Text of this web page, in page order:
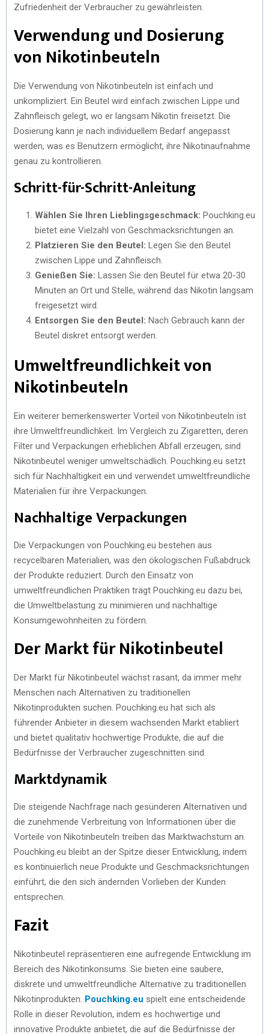
Zufriedenheit der Verbraucher zu gewährleisten.
Verwendung und Dosierung
von Nikotinbeuteln
Die Verwendung von Nikotinbeuteln ist einfach und
unkompliziert. Ein Beutel wird einfach zwischen Lippe und
Zahnfleisch gelegt, wo er langsam Nikotin freisetzt. Die
Dosierung kann je nach individuellem Bedarf angepasst
werden, was es Benutzern ermöglicht, ihre Nikotinaufnahme
genau zu kontrollieren.
Schritt-für-Schritt-Anleitung
Wählen Sie Ihren Lieblingsgeschmack: Pouchking.eu
bietet eine Vielzahl von Geschmacksrichtungen an.
Platzieren Sie den Beutel: Legen Sie den Beutel
zwischen Lippe und Zahnfleisch.
Genießen Sie: Lassen Sie den Beutel für etwa 20-30
Minuten an Ort und Stelle, während das Nikotin langsam
freigesetzt wird.
Entsorgen Sie den Beutel: Nach Gebrauch kann der
Beutel diskret entsorgt werden.
Umweltfreundlichkeit von
Nikotinbeuteln
Ein weiterer bemerkenswerter Vorteil von Nikotinbeuteln ist
ihre Umweltfreundlichkeit. Im Vergleich zu Zigaretten, deren
Filter und Verpackungen erheblichen Abfall erzeugen, sind
Nikotinbeutel weniger umweltschädlich. Pouchking.eu setzt
sich für Nachhaltigkeit ein und verwendet umweltfreundliche
Materialien für ihre Verpackungen.
Nachhaltige Verpackungen
Die Verpackungen von Pouchking.eu bestehen aus
recycelbaren Materialien, was den ökologischen Fußabdruck
der Produkte reduziert. Durch den Einsatz von
umweltfreundlichen Praktiken trägt Pouchking.eu dazu bei,
die Umweltbelastung zu minimieren und nachhaltige
Konsumgewohnheiten zu fördern.
Der Markt für Nikotinbeutel
Der Markt für Nikotinbeutel wächst rasant, da immer mehr
Menschen nach Alternativen zu traditionellen
Nikotinprodukten suchen. Pouchking.eu hat sich als
führender Anbieter in diesem wachsenden Markt etabliert
und bietet qualitativ hochwertige Produkte, die auf die
Bedürfnisse der Verbraucher zugeschnitten sind.
Marktdynamik
Die steigende Nachfrage nach gesünderen Alternativen und
die zunehmende Verbreitung von Informationen über die
Vorteile von Nikotinbeuteln treiben das Marktwachstum an.
Pouchking.eu bleibt an der Spitze dieser Entwicklung, indem
es kontinuierlich neue Produkte und Geschmacksrichtungen
einführt, die den sich ändernden Vorlieben der Kunden
entsprechen.
Fazit
Nikotinbeutel repräsentieren eine aufregende Entwicklung im
Bereich des Nikotinkonsums. Sie bieten eine saubere,
diskrete und umweltfreundliche Alternative zu traditionellen
Nikotinprodukten. Pouchking.eu spielt eine entscheidende
Rolle in dieser Revolution, indem es hochwertige und
innovative Produkte anbietet, die auf die Bedürfnisse der